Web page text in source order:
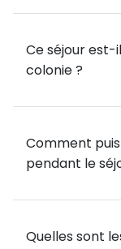
🌊 Baignade
🚶‍♂️
et des
🏙️ Découverte
typiques de
🚣 Activités
Ce séjour
colonie ?
Comment
pendant le
Quelles sont